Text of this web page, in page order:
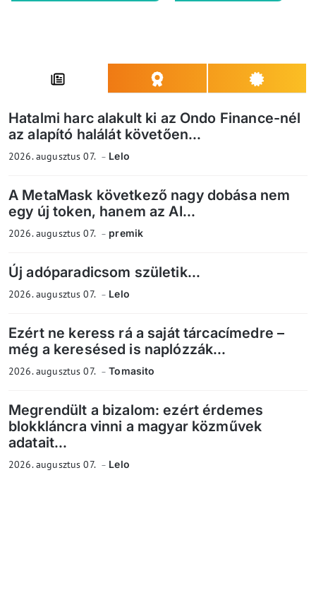
Hatalmi harc alakult ki az Ondo Finance-nél
az alapító halálát követően...
2026. augusztus 07. Lelo
A MetaMask következő nagy dobása nem
egy új token, hanem az AI...
2026. augusztus 07. premik
Új adóparadicsom születik...
2026. augusztus 07. Lelo
Ezért ne keress rá a saját tárcacímedre –
még a keresésed is naplózzák...
2026. augusztus 07. Tomasito
Megrendült a bizalom: ezért érdemes
blokkláncra vinni a magyar közművek
adatait...
2026. augusztus 07. Lelo